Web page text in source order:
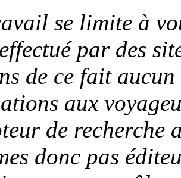
se limite à
par des
de ce fait
aux
de recherche
donc pas